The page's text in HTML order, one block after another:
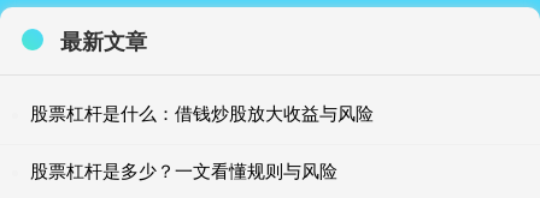
最新文章
股票杠杆是什么：借钱炒股放大收益与风险
股票杠杆是多少？一文看懂规则与风险